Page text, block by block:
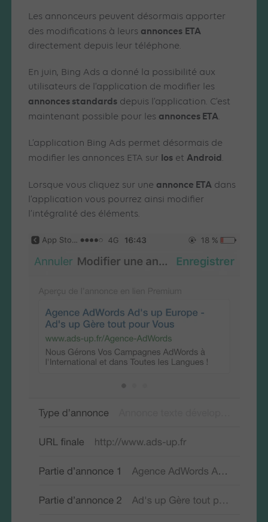
Les annonceurs peuvent désormais apporter
des modifications à leurs annonces ETA
directement depuis leur téléphone.
En juin, Bing Ads a donné la possibilité aux
utilisateurs de l’application de modifier les
annonces standards depuis l’application. C’est
maintenant possible pour les annonces ETA.
L’application Bing Ads permet désormais de
modifier les annonces ETA sur Ios etAndroid.
Lorsque vous cliquez sur une annonce ETA dans
l’application vous pourrez ainsi modifier
l’intégralité des éléments.